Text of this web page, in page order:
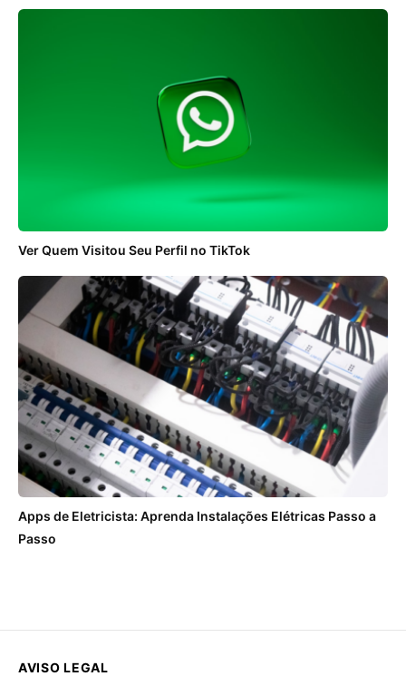
Ver Quem Visitou Seu Perfil no TikTok
Apps de Eletricista: Aprenda Instalações Elétricas Passo a
Passo
AVISO LEGAL